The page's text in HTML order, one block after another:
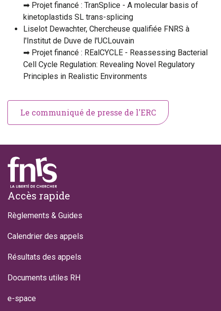
➡ Projet financé : TranSplice - A molecular basis of
kinetoplastids SL trans-splicing
Liselot Dewachter, Chercheuse qualifiée FNRS à
l'Institut de Duve de l'UCLouvain
➡ Projet financé : REalCYCLE - Reassessing Bacterial
Cell Cycle Regulation: Revealing Novel Regulatory
Principles in Realistic Environments
Le communiqué de presse de l'ERC
Footer
Accès rapide
Règlements & Guides
Calendrier des appels
Résultats des appels
Documents utiles RH
e-space